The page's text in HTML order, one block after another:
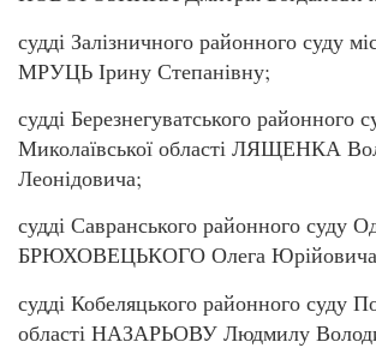
судді Залізничного районного суду
МРУЦЬ Ірину Степанівну;
судді Березнегуватського районного
Миколаївської області ЛЯЩЕНКА
Леонідовича;
судді Савранського районного суду
БРЮХОВЕЦЬКОГО Олега
судді Кобеляцького районного суду
області НАЗАРЬОВУ Людмилу